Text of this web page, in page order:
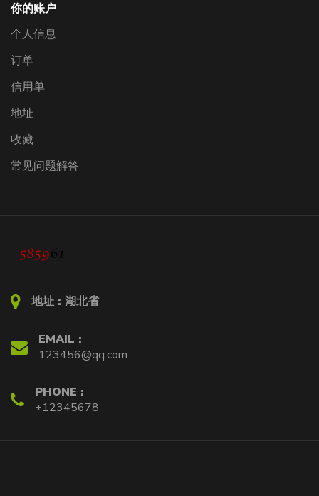
你的账户
个人信息
订单
信用单
地址
收藏
常见问题解答
地址 : 湖北省
EMAIL :
123456@qq.com
PHONE :
+12345678